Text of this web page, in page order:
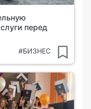
перед
#БИЗНЕС